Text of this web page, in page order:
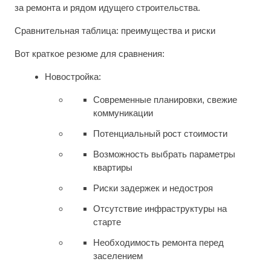
за ремонта и рядом идущего строительства.
Сравнительная таблица: преимущества и риски
Вот краткое резюме для сравнения:
Новостройка:
Современные планировки, свежие
коммуникации
Потенциальный рост стоимости
Возможность выбрать параметры
квартиры
Риски задержек и недостроя
Отсутствие инфраструктуры на
старте
Необходимость ремонта перед
заселением